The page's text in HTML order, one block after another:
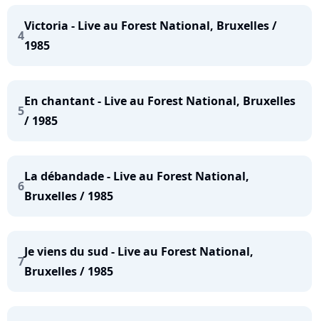
4
Victoria - Live au Forest National, Bruxelles /
1985
5
En chantant - Live au Forest National, Bruxelles
/ 1985
6
La débandade - Live au Forest National,
Bruxelles / 1985
7
Je viens du sud - Live au Forest National,
Bruxelles / 1985